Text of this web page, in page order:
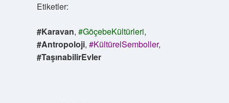
Etiketler:
#Karavan, #GöçebeKültürleri,
#Antropoloji, #KültürelSemboller,
#TaşınabilirEvler